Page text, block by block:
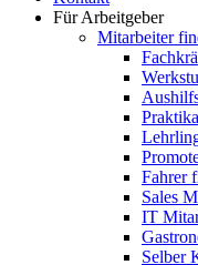
Für Arbeitgeber
Mitarbeiter
Fahrer
Sales
IT
Selber